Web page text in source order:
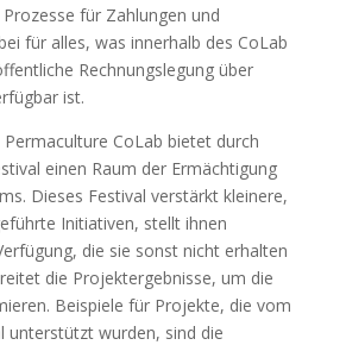
für Zahlungen und
für alles, was innerhalb des CoLab
Rechnungslegung über
ist.
CoLab bietet durch
einen Raum der Ermächtigung
Dieses Festival verstärkt kleinere,
Initiativen, stellt ihnen
die sie sonst nicht erhalten
die Projektergebnisse, um die
Beispiele für Projekte, die vom
unterstützt wurden, sind die